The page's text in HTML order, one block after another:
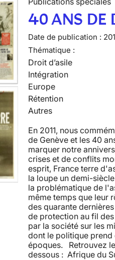
40 ANS DE
Date de publication :
Thématique :
Droit d’asile
Intégration
Europe
Rétention
Autres
En 2011, nous
de Genève et les 40
marquer notre
crises et de conflits
esprit, France terre
la loupe un demi-
la problématique de
même temps que leur
des quarante
de protection au fil
par la société sur les
dont le politique prend
époques. Retrouvez
dessous : Afrique du